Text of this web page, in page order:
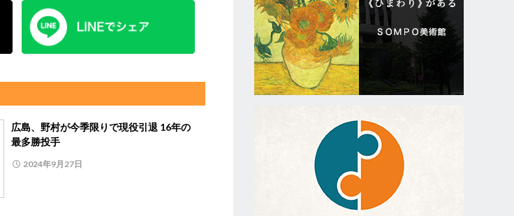
広島、野村が今季限りで現役引退 16年の
最多勝投手
2024年9月27日